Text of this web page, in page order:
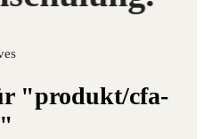
"produkt/cfa-